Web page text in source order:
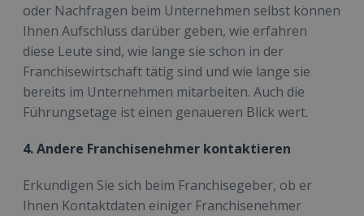
oder Nachfragen beim Unternehmen selbst können
Ihnen Aufschluss darüber geben, wie erfahren
diese Leute sind, wie lange sie schon in der
Franchisewirtschaft tätig sind und wie lange sie
bereits im Unternehmen mitarbeiten. Auch die
Führungsetage ist einen genaueren Blick wert.
4. Andere Franchisenehmer kontaktieren
Erkundigen Sie sich beim Franchisegeber, ob er
Ihnen Kontaktdaten einiger Franchisenehmer